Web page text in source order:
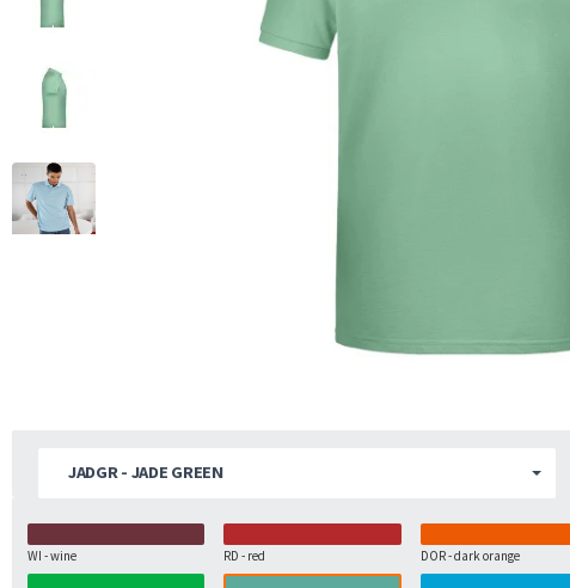
WI - wine RD - red DOR - dark orange
JADGR - JADE GREEN